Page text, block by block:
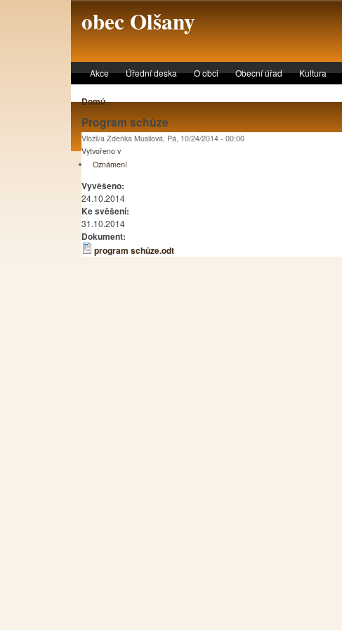
obec Olšany
Akce Úřední deska O obci Obecní úřad Kultura
Domů
Program schůze
Vložil/a Zdeňka Musilová, Pá, 10/24/2014 - 00:00
Vytvořeno v
Oznámení
Vyvěšeno:
24.10.2014
Ke svěšení:
31.10.2014
Dokument:
program schůze.odt